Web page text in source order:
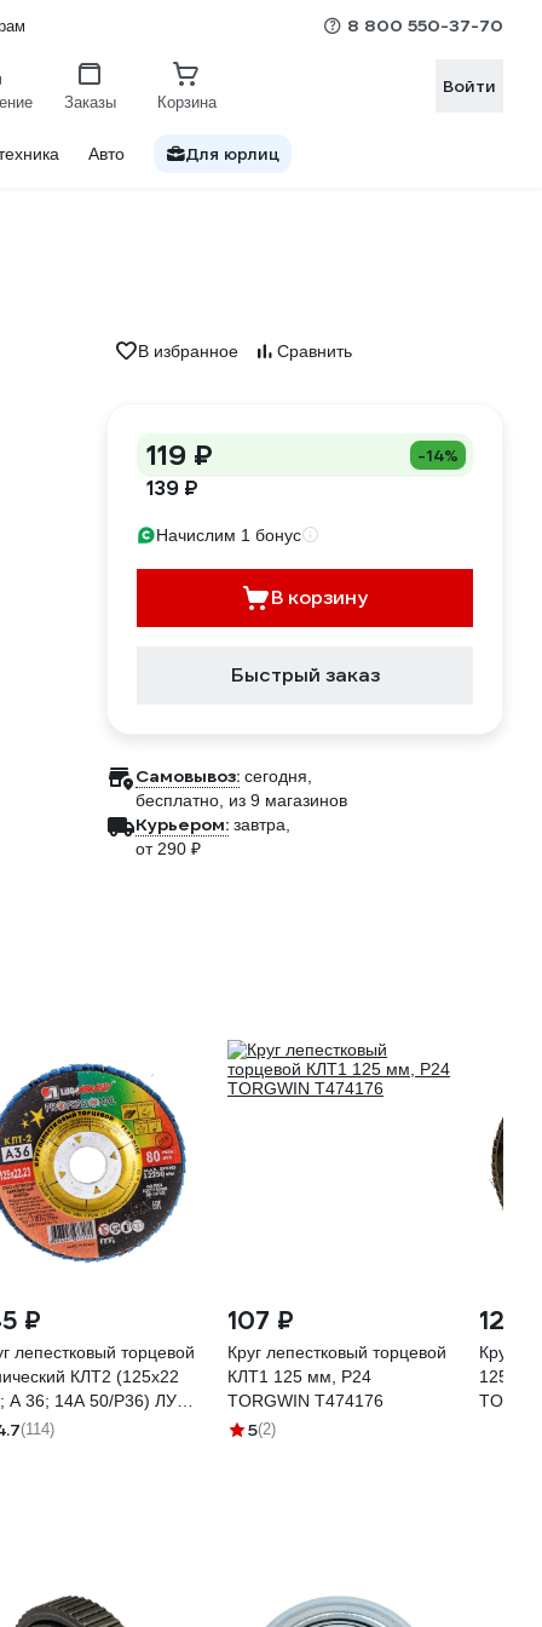
8 800 550-37-70
Заказы Корзина
Войти
Авто Для юрлиц
В избранное Сравнить
119 ₽ -14%
139 ₽
Начислим 1 бонус
В корзину
Быстрый заказ
Самовывоз: сегодня,
бесплатно , из 9 магазинов
Курьером: завтра,
от 290 ₽
₽
лепестковый торцевой
КЛТ2 (125х22
А 36; 14А 50/Р36) ЛУГА
(114)
107 ₽
Круг лепестковый торцевой
КЛТ1 125 мм, P24
TORGWIN T474176
5(2)
120
Круг